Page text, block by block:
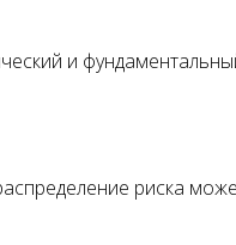
и
риска